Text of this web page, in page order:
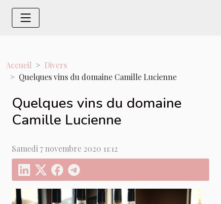
Accueil
Divers
Quelques vins du domaine Camille Lucienne
Quelques vins du domaine
Camille Lucienne
Samedi 7 novembre 2020 11:12